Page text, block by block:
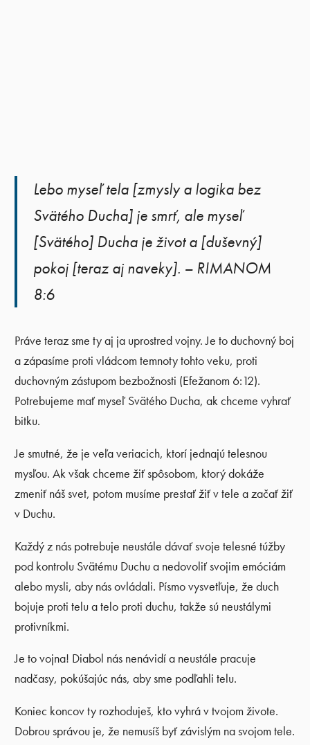
Lebo myseľ tela [zmysly a logika bez
Svätého Ducha] je smrť, ale myseľ
[Svätého] Ducha je život a [duševný]
pokoj [teraz aj naveky]. – RIMANOM
8:6
Práve teraz sme ty aj ja uprostred vojny. Je to duchovný boj
a zápasíme proti vládcom temnoty tohto veku, proti
duchovným zástupom bezbožnosti (Efežanom 6:12).
Potrebujeme mať myseľ Svätého Ducha, ak chceme vyhrať
bitku.
Je smutné, že je veľa veriacich, ktorí jednajú telesnou
mysľou. Ak však chceme žiť spôsobom, ktorý dokáže
zmeniť náš svet, potom musíme prestať žiť v tele a začať žiť
v Duchu.
Každý z nás potrebuje neustále dávať svoje telesné túžby
pod kontrolu Svätému Duchu a nedovoliť svojim emóciám
alebo mysli, aby nás ovládali. Písmo vysvetľuje, že duch
bojuje proti telu a telo proti duchu, takže sú neustálymi
protivníkmi.
Je to vojna! Diabol nás nenávidí a neustále pracuje
nadčasy, pokúšajúc nás, aby sme podľahli telu.
Koniec koncov ty rozhoduješ, kto vyhrá v tvojom živote.
Dobrou správou je, že nemusíš byť závislým na svojom tele.